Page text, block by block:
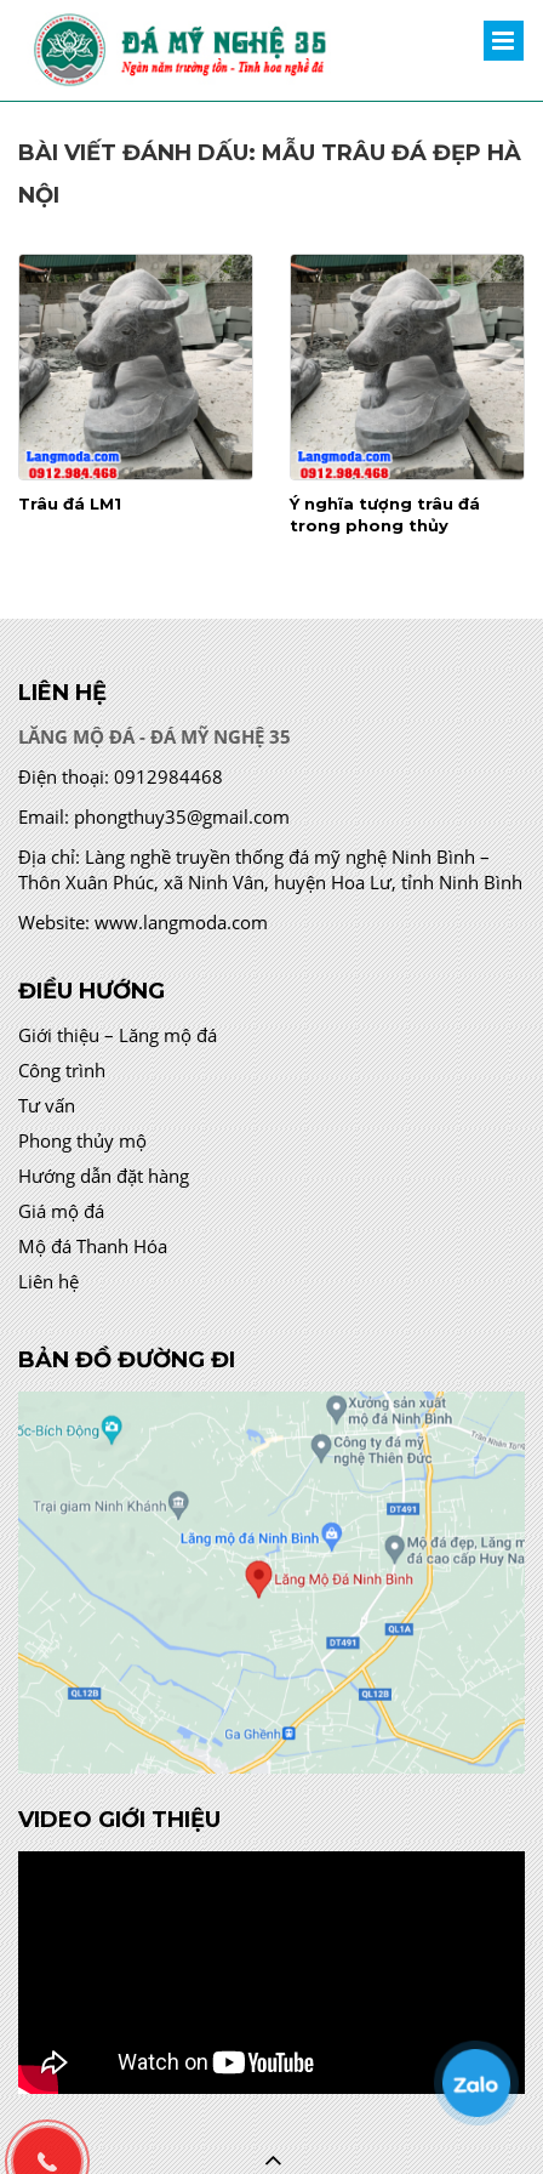
BÀI VIẾT ĐÁNH DẤU: MẪU TRÂU ĐÁ ĐẸP HÀ
NỘI
Trâu đá LM1
Ý nghĩa tượng trâu đá
trong phong thủy
LIÊN HỆ
LĂNG MỘ ĐÁ - ĐÁ MỸ NGHỆ 35
Điện thoại: 0912984468
Email: phongthuy35@gmail.com
Địa chỉ:Làng nghề truyền thống đá mỹ nghệ Ninh Bình –
Thôn Xuân Phúc, xã Ninh Vân, huyện Hoa Lư, tỉnh Ninh Bình
Website: www.langmoda.com
ĐIỀU HƯỚNG
Giới thiệu – Lăng mộ đá
Công trình
Tư vấn
Phong thủy mộ
Hướng dẫn đặt hàng
Giá mộ đá
Mộ đá Thanh Hóa
Liên hệ
BẢN ĐỒ ĐƯỜNG ĐI
VIDEO GIỚI THIỆU